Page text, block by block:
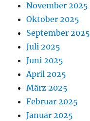
November 2025
Oktober 2025
September 2025
Juli 2025
Juni 2025
April 2025
März 2025
Februar 2025
Januar 2025